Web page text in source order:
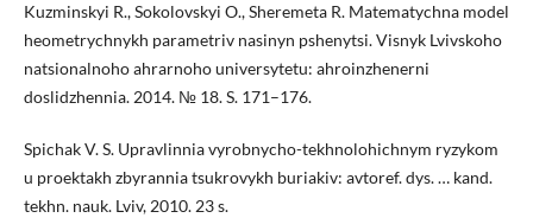
Kuzminskyi R., Sokolovskyi O., Sheremeta R. Matematychna model
heometrychnykh parametriv nasinyn pshenytsi. Visnyk Lvivskoho
natsionalnoho ahrarnoho universytetu: ahroinzhenerni
doslidzhennia. 2014. № 18. S. 171–176.
Spichak V. S. Upravlinnia vyrobnycho-tekhnolohichnym ryzykom
u proektakh zbyrannia tsukrovykh buriakiv: avtoref. dys. … kand.
tekhn. nauk. Lviv, 2010. 23 s.